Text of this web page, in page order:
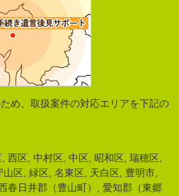
め、取扱案件の対応エリアを下記の
, 西区, 中村区, 中区, 昭和区, 瑞穂区,
区, 緑区, 名東区, 天白区, 豊明市,
春日井郡（豊山町）, 愛知郡（東郷